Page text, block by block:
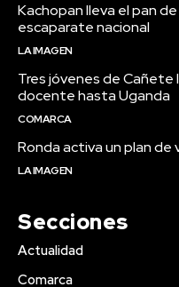
Kachopan lleva el pan
escaparate nacional
LA IMAGEN
Tres jóvenes de Cañete
docente hasta Uganda
COMARCA
Ronda activa un plan de
LA IMAGEN
Secciones
Actualidad
Comarca